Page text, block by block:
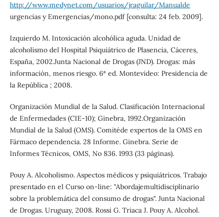
http://www.medynet.com/usuarios/jraguilar/Manualde
urgencias y Emergencias/mono.pdf [consulta: 24 feb. 2009].
Izquierdo M. Intoxicación alcohólica aguda. Unidad de
alcoholismo del Hospital Psiquiátrico de Plasencia, Cáceres,
España, 2002.Junta Nacional de Drogas (JND). Drogas: más
información, menos riesgo. 6ª ed. Montevideo: Presidencia de
la República ; 2008.
Organización Mundial de la Salud. Clasificación Internacional
de Enfermedades (CIE-10); Ginebra, 1992.Organización
Mundial de la Salud (OMS). Comitéde expertos de la OMS en
Fármaco dependencia. 28 Informe. Ginebra. Serie de
Informes Técnicos, OMS, No 836. 1993 (33 páginas).
Pouy A. Alcoholismo. Aspectos médicos y psiquiátricos. Trabajo
presentado en el Curso on-line: "Abordajemultidisciplinario
sobre la problemática del consumo de drogas". Junta Nacional
de Drogas. Uruguay, 2008. Rossi G. Triaca J. Pouy A. Alcohol.